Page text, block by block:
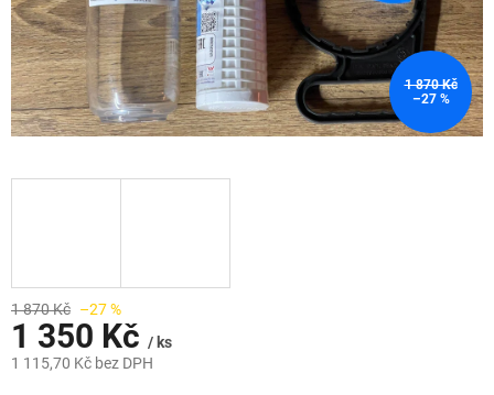
1 870 Kč
–27 %
1 870 Kč –27 %
1 350 Kč / ks
1 115,70 Kč bez DPH